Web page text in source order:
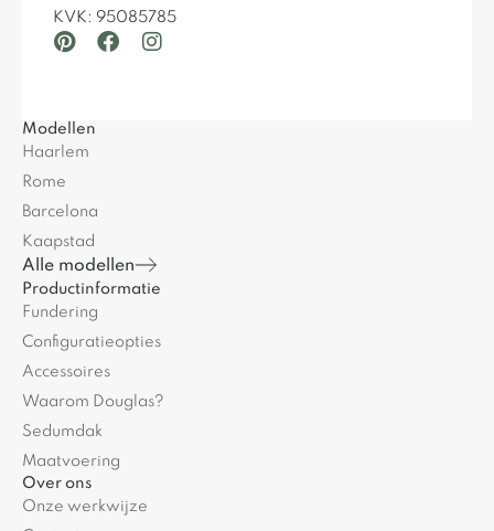
KVK: 95085785
Modellen
Haarlem
Rome
Barcelona
Kaapstad
Alle modellen
Productinformatie
Fundering
Configuratieopties
Accessoires
Waarom Douglas?
Sedumdak
Maatvoering
Over ons
Onze werkwijze